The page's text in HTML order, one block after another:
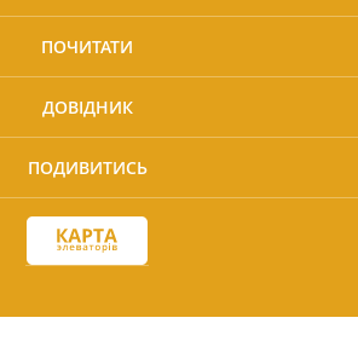
ПОЧИТАТИ
ДОВІДНИК
ПОДИВИТИСЬ